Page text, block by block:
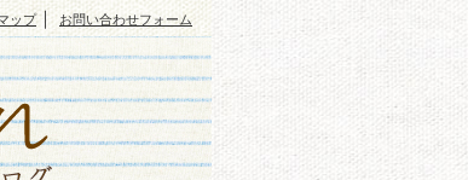
ップ｜ お問い合わせフォーム